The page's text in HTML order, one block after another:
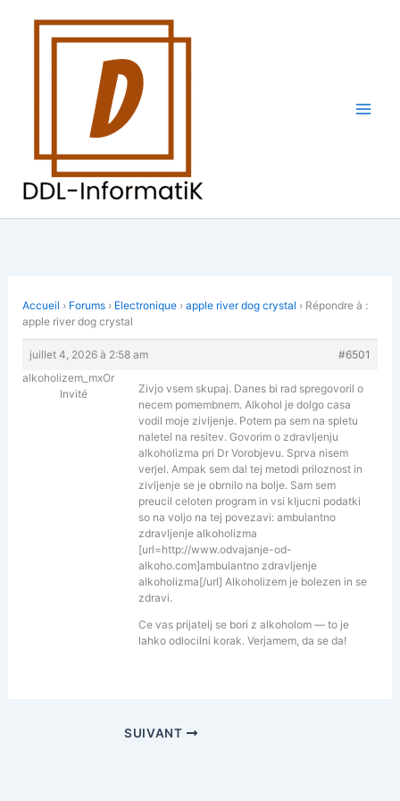
Accueil › Forums › Electronique › apple river dog crystal › Répondre à :
apple river dog crystal
juillet 4, 2026 à 2:58 am
#6501
alkoholizem_mxOr
Invité
Zivjo vsem skupaj. Danes bi rad spregovoril o
necem pomembnem. Alkohol je dolgo casa
vodil moje zivljenje. Potem pa sem na spletu
naletel na resitev. Govorim o zdravljenju
alkoholizma pri Dr Vorobjevu. Sprva nisem
verjel. Ampak sem dal tej metodi priloznost in
zivljenje se je obrnilo na bolje. Sam sem
preucil celoten program in vsi kljucni podatki
so na voljo na tej povezavi: ambulantno
zdravljenje alkoholizma
[url=http://www.odvajanje-od-
alkoho.com]ambulantno zdravljenje
alkoholizma[/url] Alkoholizem je bolezen in se
zdravi.
Ce vas prijatelj se bori z alkoholom — to je
lahko odlocilni korak. Verjamem, da se da!
SUIVANT